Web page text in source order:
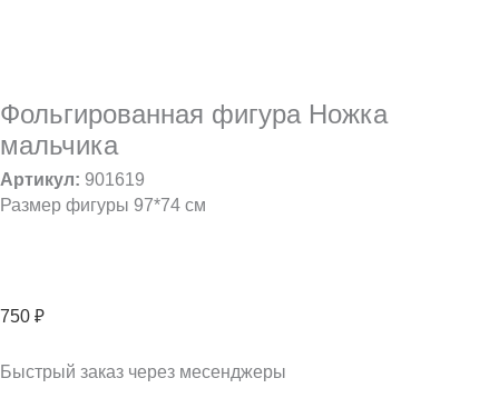
Фольгированная фигура Ножка
мальчика
Артикул: 901619
Размер фигуры 97*74 см
750 ₽
Быстрый заказ через месенджеры